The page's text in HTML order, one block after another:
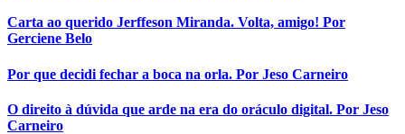
Carta ao querido Jerffeson Miranda. Volta, amigo! Por
Gerciene Belo
Por que decidi fechar a boca na orla. Por Jeso Carneiro
O direito à dúvida que arde na era do oráculo digital. Por Jeso
Carneiro